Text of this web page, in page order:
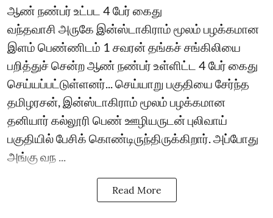
ஆண் நண்பர் உட்பட 4 பேர் கைது
வந்தவாசி அருகே இன்ஸ்டாகிராம் மூலம் பழக்கமான
இளம் பெண்ணிடம் 1 சவரன் தங்கச் சங்கிலியை
பறித்துச் சென்ற ஆண் நண்பர் உள்ளிட்ட 4 பேர் கைது
செய்யப்பட்டுள்ளனர்... செய்யாறு பகுதியை சேர்ந்த
தமிழரசன், இன்ஸ்டாகிராம் மூலம் பழக்கமான
தனியார் கல்லூரி பெண் ஊழியருடன் புலிவாய்
பகுதியில் பேசிக் கொண்டிருந்திருக்கிறார். அப்போது
அங்கு வந ...
Read More